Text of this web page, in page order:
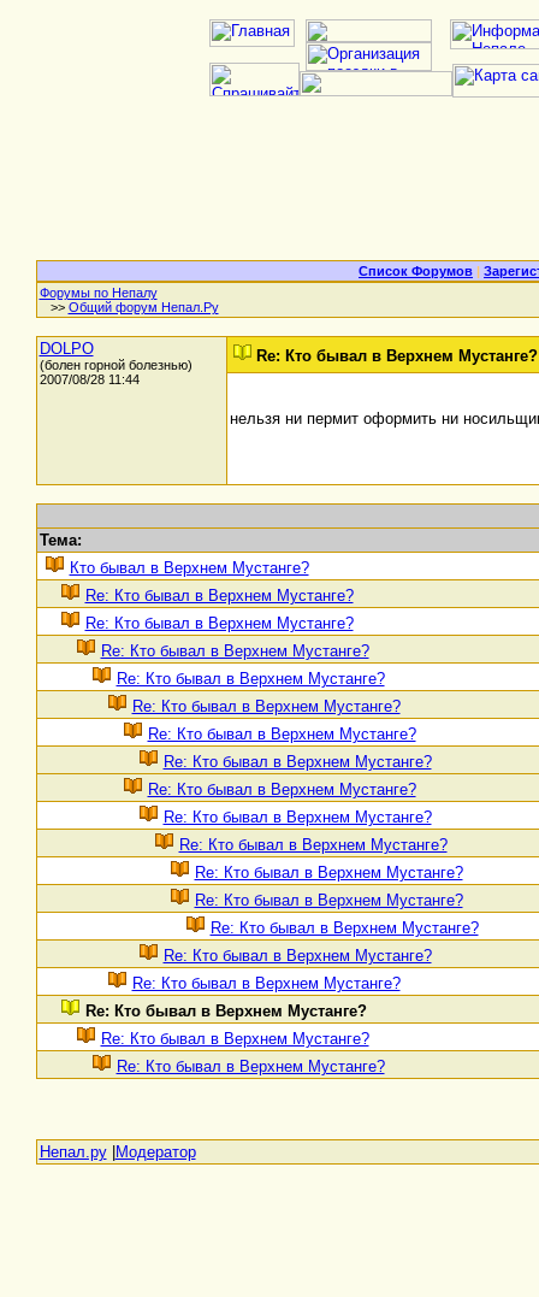
Список Форумов |
Форумы по Непалу
>> Общий форум Непал.Ру
DOLPO
(болен горной болезнью)
2007/08/28 11:44
Re: Кто бывал в Верхнем Мустанге?
нельзя ни пермит оформить ни
Тема:
Кто бывал в Верхнем Мустанге?
Re: Кто бывал в Верхнем Мустанге?
Re: Кто бывал в Верхнем Мустанге?
Re: Кто бывал в Верхнем Мустанге?
Re: Кто бывал в Верхнем Мустанге?
Re: Кто бывал в Верхнем Мустанге?
Re: Кто бывал в Верхнем Мустанге?
Re: Кто бывал в Верхнем Мустанге?
Re: Кто бывал в Верхнем Мустанге?
Re: Кто бывал в Верхнем Мустанге?
Re: Кто бывал в Верхнем Мустанге?
Re: Кто бывал в Верхнем Мустанге?
Re: Кто бывал в Верхнем Мустанге?
Re: Кто бывал в Верхнем Мустанге?
Re: Кто бывал в Верхнем Мустанге?
Re: Кто бывал в Верхнем Мустанге?
Re: Кто бывал в Верхнем Мустанге?
Re: Кто бывал в Верхнем Мустанге?
Re: Кто бывал в Верхнем Мустанге?
Непал.ру| Модератор